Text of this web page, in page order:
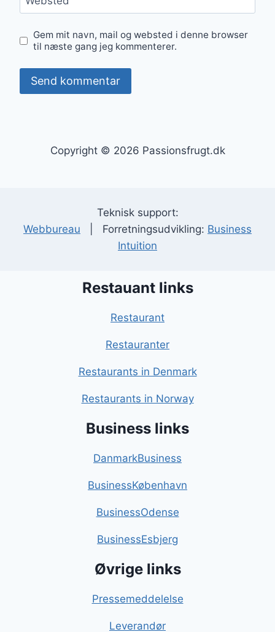
Gem mit navn, mail og websted i denne browser
til næste gang jeg kommenterer.
Copyright © 2026 Passionsfrugt.dk
Teknisk support:
Webbureau | Forretningsudvikling: Business
Intuition
Restauant links
Restaurant
Restauranter
Restaurants in Denmark
Restaurants in Norway
Business links
DanmarkBusiness
BusinessKøbenhavn
BusinessOdense
BusinessEsbjerg
Øvrige links
Pressemeddelelse
Leverandør